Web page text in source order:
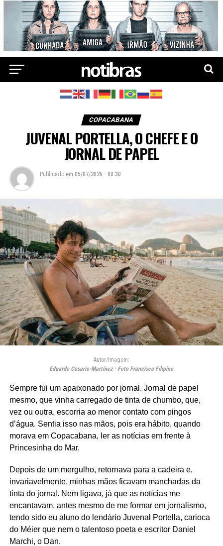
COPACABANA
JUVENAL PORTELLA, O CHEFE E O
JORNAL DE PAPEL
Publicado em 05/07/2026 - 00:30
Autor/Imagem:
Eduardo Cesario-Martínez - Foto Francisco Filipino
Sempre fui um apaixonado por jornal. Jornal de papel
mesmo, que vinha carregado de tinta de chumbo, que,
vez ou outra, escorria ao menor contato com pingos
d’água. Sentia isso nas mãos, pois era hábito, quando
morava em Copacabana, ler as notícias em frente à
Princesinha do Mar.
Depois de um mergulho, retornava para a cadeira e,
invariavelmente, minhas mãos ficavam manchadas da
tinta do jornal. Nem ligava, já que as notícias me
encantavam, antes mesmo de me formar em jornalismo,
tendo sido eu aluno do lendário Juvenal Portella, carioca
do Méier que nem o talentoso poeta e escritor Daniel
Marchi, o Dan.